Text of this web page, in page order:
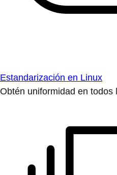
Estandarización en Linux
Obtén uniformidad en todos